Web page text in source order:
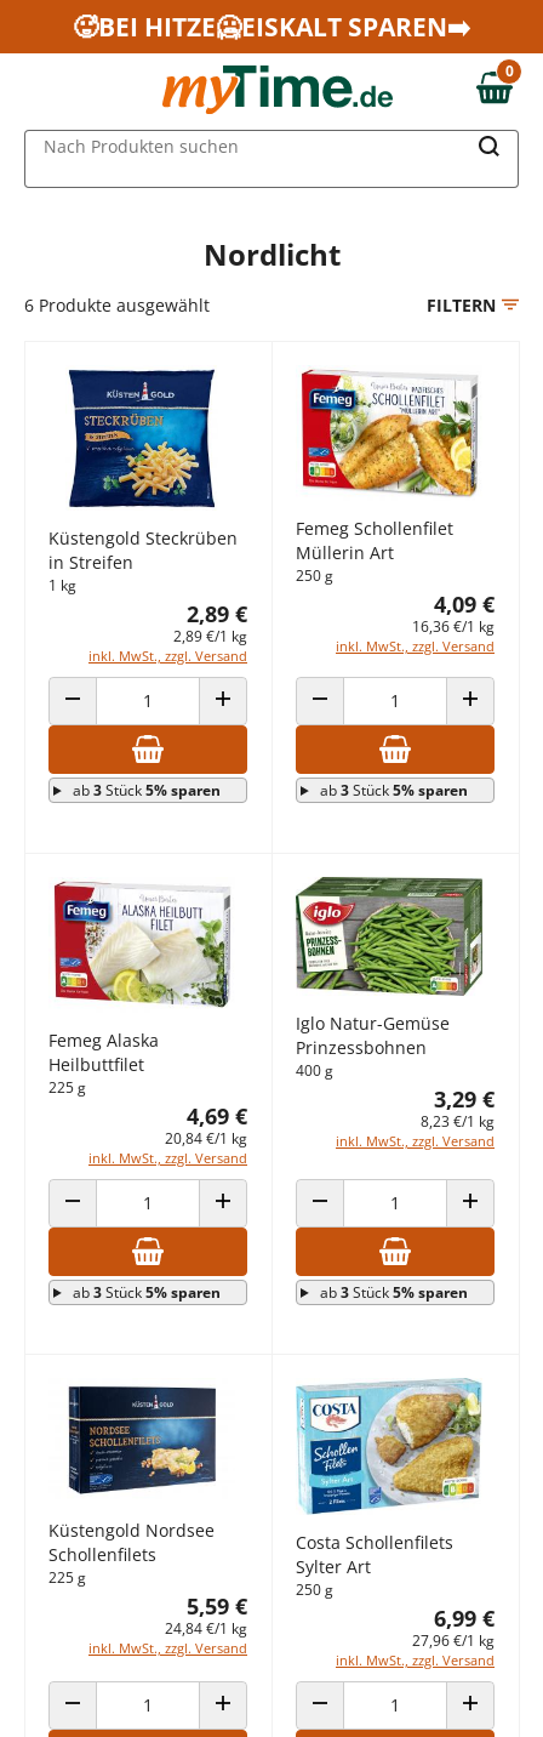
Zum Hauptinhalt springen
Zur Navigation springen
Zur Suche springen
🥵BEI HITZE🥶EISKALT SPAREN➡️
0,00 €
0
Nach Produkten suchen
Nordlicht
6 Produkte ausgewählt FILTERN
Küstengold Steckrüben
in Streifen
1 kg
2,89 €
2,89 €/1 kg
inkl. MwSt., zzgl. Versand
ANZAHL VERRINGERN ANZAHL ERHÖHEN
ab3Stück5% sparen
Femeg Schollenfilet
Müllerin Art
250 g
4,09 €
16,36 €/1 kg
inkl. MwSt., zzgl. Versand
ANZAHL VERRINGERN ANZAHL
ab3Stück5% sparen
Femeg Alaska
Heilbuttfilet
225 g
4,69 €
20,84 €/1 kg
inkl. MwSt., zzgl. Versand
ANZAHL VERRINGERN ANZAHL ERHÖHEN
ab3Stück5% sparen
Iglo Natur-Gemüse
Prinzessbohnen
400 g
3,29 €
8,23 €/1 kg
inkl. MwSt., zzgl. Versand
ANZAHL VERRINGERN ANZAHL
ab3Stück5% sparen
Küstengold Nordsee
Schollenfilets
225 g
5,59 €
24,84 €/1 kg
inkl. MwSt., zzgl. Versand
ANZAHL VERRINGERN ANZAHL ERHÖHEN
Costa Schollenfilets
Sylter Art
250 g
6,99 €
27,96 €/1 kg
inkl. MwSt., zzgl. Versand
ANZAHL VERRINGERN ANZAHL